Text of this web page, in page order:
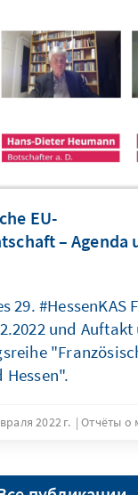
EU-
– Agenda
29. #HessenKAS
und
2022 г. Отчёты о